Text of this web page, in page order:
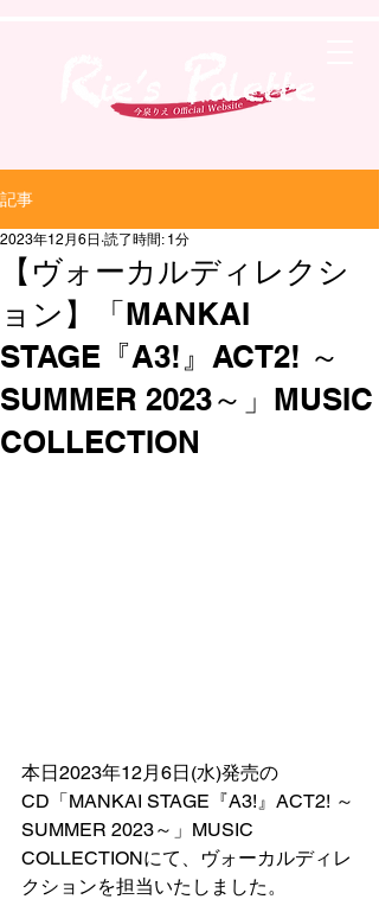
記事
【ヴォーカルディレクシ
ョン】「MANKAI
STAGE『A3!』ACT2! ～
SUMMER 2023～」MUSIC
COLLECTION
2023年12月6日 読了時間: 1分
本日2023年12月6日(水)発売の
CD「MANKAI STAGE『A3!』ACT2! ～
SUMMER 2023～」MUSIC
COLLECTIONにて、ヴォーカルディレ
クションを担当いたしました。